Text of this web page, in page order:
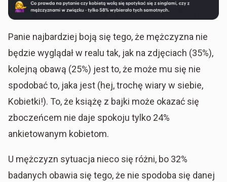
Panie najbardziej boją się tego, że mężczyzna nie
będzie wyglądał w realu tak, jak na zdjęciach (35%),
kolejną obawą (25%) jest to, że może mu się nie
spodobać to, jaka jest (hej, trochę wiary w siebie,
Kobietki!). To, że książę z bajki może okazać się
zboczeńcem nie daje spokoju tylko 24%
ankietowanym kobietom.
U mężczyzn sytuacja nieco się różni, bo 32%
badanych obawia się tego, że nie spodoba się danej